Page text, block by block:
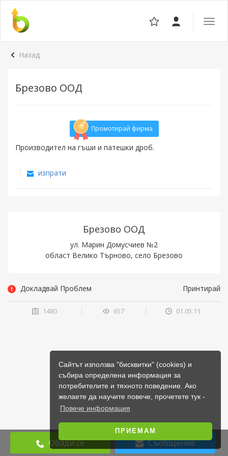
Сайтът използва "бисквитки" (cookies) и
събира определена информация за
потребителите и тяхното поведение. Ако
желаете да научите повече, прочетете тук -
Повече информация
ПРИЕМАМ
Назад
Брезово ООД
Промотирай фирма
Производител на гъши и патешки дроб.
изпрати
Брезово ООД
ул. Марин Домусчиев №2
област Велико Търново, село Брезово
Обади се Съобщение
Докладвай Проблем Принтирай
1480 657 01.05.11